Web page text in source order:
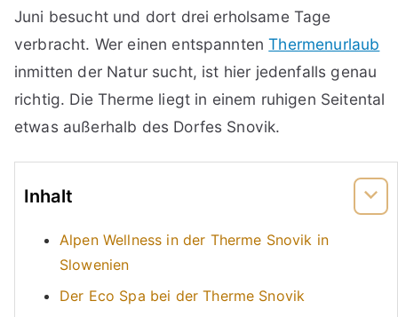
Juni besucht und dort drei erholsame Tage
verbracht. Wer einen entspanntenThermenurlaub
inmitten der Natur sucht, ist hier jedenfalls genau
richtig. Die Therme liegt in einem ruhigen Seitental
etwas außerhalb des Dorfes Snovik.
Inhalt
Alpen Wellness in der Therme Snovik in
Slowenien
Der Eco Spa bei der Therme Snovik